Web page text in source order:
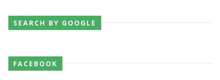
SEARCH BY GOOGLE
FACEBOOK